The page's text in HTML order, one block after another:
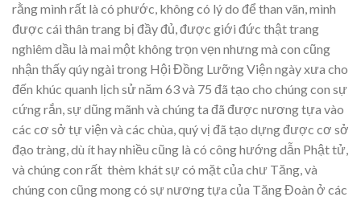
rằng mình rất là có phước, không có lý do để than vãn, mình
được cái thân trang bị đầy đủ, được giới đức thật trang
nghiêm dầu là mai một không trọn vẹn nhưng mà con cũng
nhận thấy qúy ngài trong Hội Đồng Lưỡng Viện ngày xưa cho
đến khúc quanh lịch sử năm 63 và 75 đã tạo cho chúng con sự
cứng rắn, sự dũng mãnh và chúng ta đã được nương tựa vào
các cơ sở tự viện và các chùa, quý vị đã tạo dựng được cơ sở
đạo tràng, dù ít hay nhiều cũng là có công hướng dẫn Phật tử,
và chúng con rất thèm khát sự có mặt của chư Tăng, và
chúng con cũng mong có sự nương tựa của Tăng Đoàn ở các